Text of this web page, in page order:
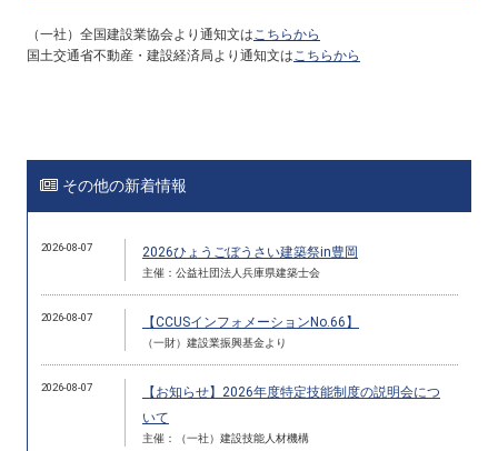
（一社）全国建設業協会より通知文はこちらから
国土交通省不動産・建設経済局より通知文はこちらから
その他の新着情報
2026-08-07 2026ひょうごぼうさい建築祭in豊岡
主催：公益社団法人兵庫県建築士会
2026-08-07 【CCUSインフォメーションNo.66】
（一財）建設業振興基金より
2026-08-07
【お知らせ】2026年度特定技能制度の説明会につ
いて
主催：（一社）建設技能人材機構